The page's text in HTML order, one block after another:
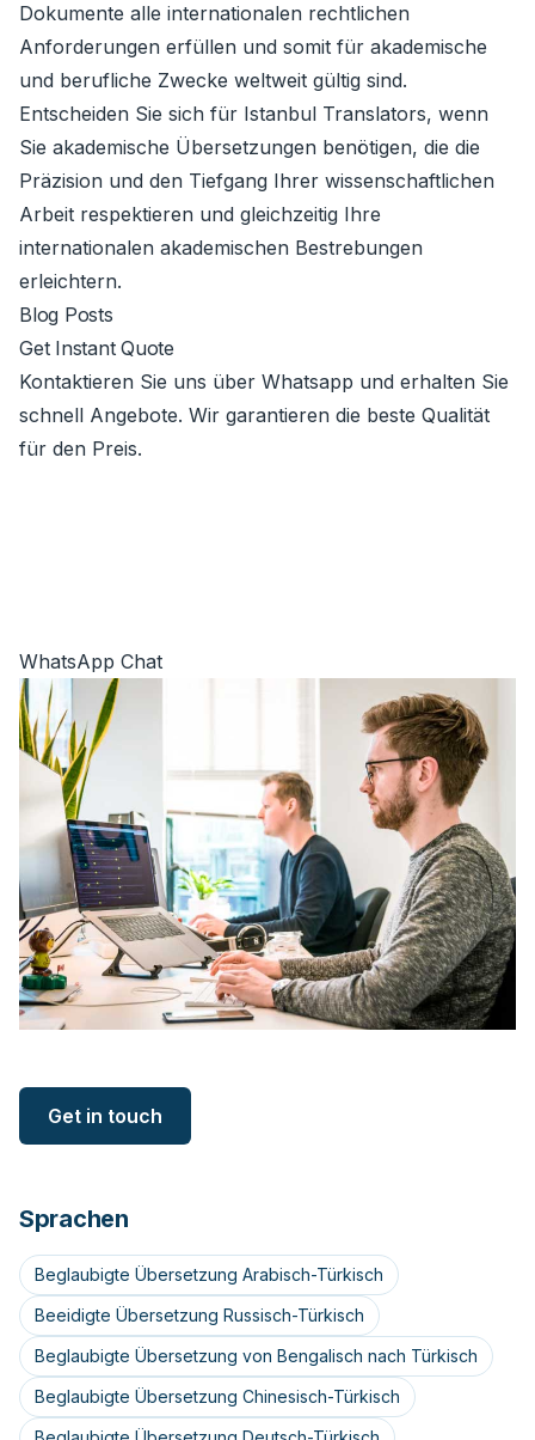
Dokumente alle internationalen rechtlichen
Anforderungen erfüllen und somit für akademische
und berufliche Zwecke weltweit gültig sind.
Entscheiden Sie sich für Istanbul Translators, wenn
Sie akademische Übersetzungen benötigen, die die
Präzision und den Tiefgang Ihrer wissenschaftlichen
Arbeit respektieren und gleichzeitig Ihre
internationalen akademischen Bestrebungen
erleichtern.
Blog Posts
Get Instant Quote
Kontaktieren Sie uns über Whatsapp und erhalten Sie
schnell Angebote. Wir garantieren die beste Qualität
für den Preis.
WhatsApp Chat
Get in touch
Sprachen
Beglaubigte Übersetzung Arabisch-Türkisch
Beeidigte Übersetzung Russisch-Türkisch
Beglaubigte Übersetzung von Bengalisch nach Türkisch
Beglaubigte Übersetzung Chinesisch-Türkisch